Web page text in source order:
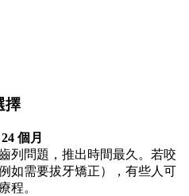
擇
個月
列問題，推出時間最久。若咬
如需要拔牙矯正），有些人可
程。